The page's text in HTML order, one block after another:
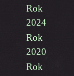
Rok
2024
Rok
2020
Rok